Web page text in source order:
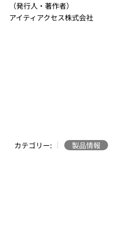
（発行人・著作者）
アイティアクセス株式会社
カテゴリー: 製品情報